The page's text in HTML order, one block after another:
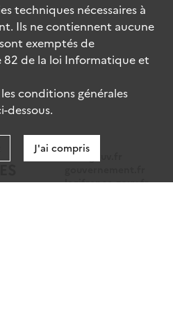
data.gouv.fr
legifrance.gouv.fr
techniques nécessaires à
Ils ne contiennent aucune
exemptés de
de la loi Informatique et
conditions générales
dessous.
J'ai compris